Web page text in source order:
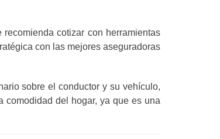
cotizar con herramientas
con las mejores aseguradoras
sobre el conductor y su vehículo,
comodidad del hogar, ya que es una